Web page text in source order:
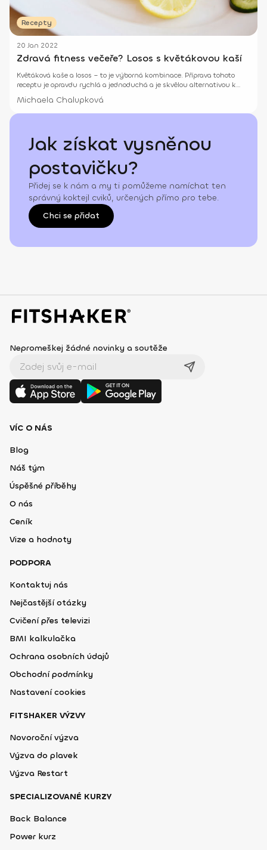
Recepty
20 Jan 2022
Zdravá fitness večeře? Losos s květákovou kaší
Květáková kaše a losos – to je výborná kombinace. Příprava tohoto
receptu je opravdu rychlá a jednoduchá a je skvělou alternativou k
Michaela Chalupková
Jak získat vysněnou
postavičku?
Přidej se k nám a my ti pomůžeme namíchat ten
správný koktejl cviků, určených přímo pro tebe.
Chci se přidat
Nepromeškej žádné novinky a soutěže
VÍC O NÁS
Blog
Náš tým
Úspěšné příběhy
O nás
Ceník
Vize a hodnoty
PODPORA
Kontaktuj nás
Nejčastější otázky
Cvičení přes televizi
BMI kalkulačka
Ochrana osobních údajů
Obchodní podmínky
Nastavení cookies
FITSHAKER VÝZVY
Novoroční výzva
Výzva do plavek
Výzva Restart
SPECIALIZOVANÉ KURZY
Back Balance
Power kurz